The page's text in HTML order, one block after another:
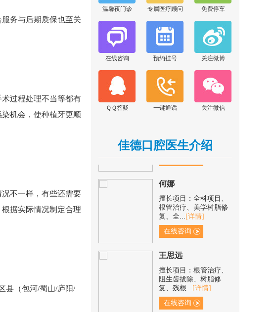
务与后期质保也至关
过程处理不当等都有
机会，使种植牙更顺
不一样，有些还需要
据实际情况制定合理
县（包河/蜀山/庐阳/
温馨夜门诊 专属医疗顾问 免费停车
在线咨询 预约挂号 关注微博
ＱＱ答疑 一键通话 关注微信
佳德口腔医生介绍
在线咨询
张晓云
擅长项目：显微根管治
疗、前后牙美学修复、
阻生牙...
[详情]
在线咨询
范青青
在线咨询
擅长项目：全科项目、
根管治疗、美学树脂修
复、全...[详情]
在线咨询
擅长项目：根管治疗、
阻生齿拔除、树脂修
复、残根...[详情]
在线咨询